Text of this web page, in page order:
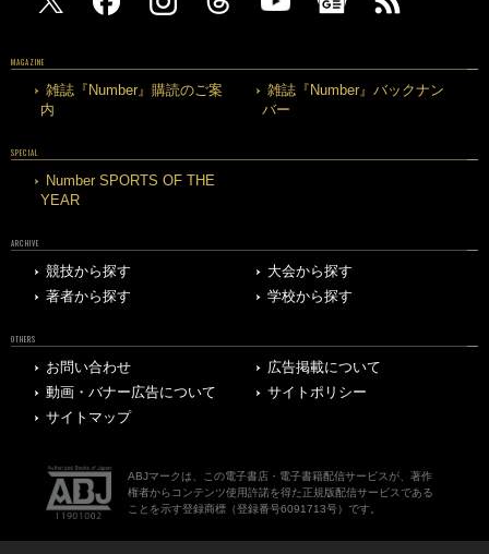
MAGAZINE
雑誌『Number』購読のご案
内
雑誌『Number』バックナン
バー
SPECIAL
Number SPORTS OF THE
YEAR
ARCHIVE
競技から探す
大会から探す
著者から探す
学校から探す
OTHERS
お問い合わせ
広告掲載について
動画・バナー広告について
サイトポリシー
サイトマップ
ABJマークは、この電子書店・電子書籍配信サービスが、著作
権者からコンテンツ使用許諾を得た正規版配信サービスである
ことを示す登録商標（登録番号6091713号）です。